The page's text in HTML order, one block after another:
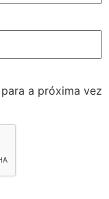
a próxima vez